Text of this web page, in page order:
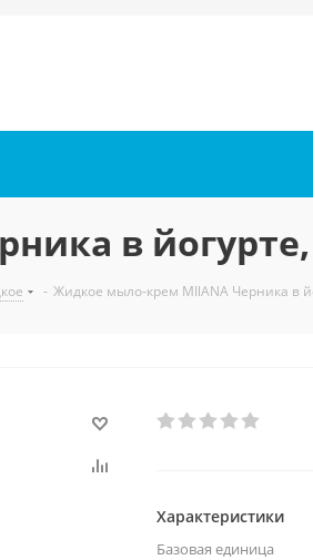
в йогурте,
- Жидкое мыло-крем MIlANA Черника в
Характеристики
Базовая единица